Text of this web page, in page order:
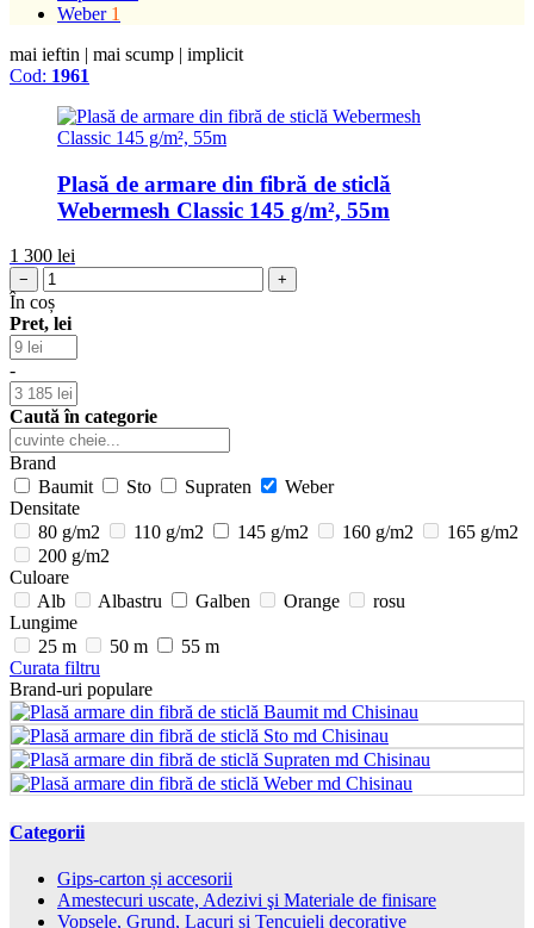
Weber 1
mai ieftin | mai scump | implicit
Cod: 1961
Plasă de armare din fibră de sticlă
Webermesh Classic 145 g/m², 55m
1 300 lei
− +
În coș
Pret, lei
-
Caută în categorie
Brand
Baumit
Sto Supraten
Weber
Densitate
80 g/m2
110 g/m2 145 g/m2 160 g/m2
165 g/m2
200 g/m2
Culoare
Alb
Albastru Galben Orange
rosu
Lungime
25 m
50 m
55 m
Curata filtru
Brand-uri populare
Categorii
Gips-carton și accesorii
Amestecuri uscate, Adezivi şi Materiale de finisare
Vopsele, Grund, Lacuri și Tencuieli decorative